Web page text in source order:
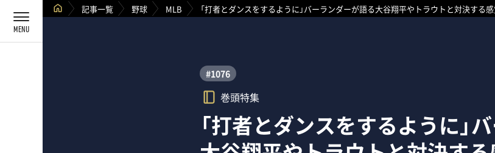
記事一覧 野球 MLB 「打者とダンスをするように」バーランダーが語る大谷翔平やトラウトと対決する
#1076
巻頭特集
「打者とダンスをするように」